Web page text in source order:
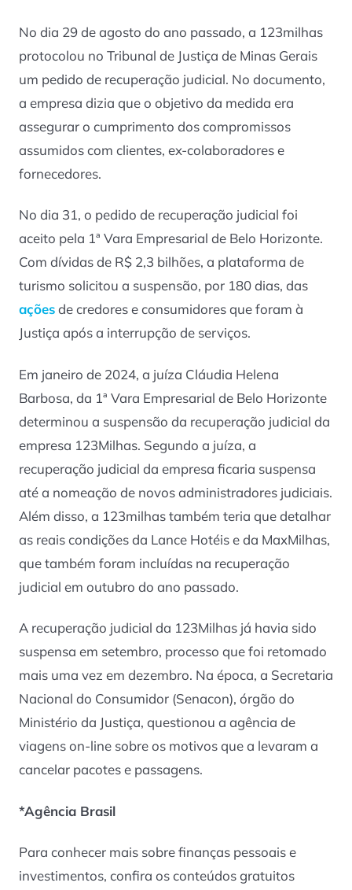
No dia 29 de agosto do ano passado, a 123milhas
protocolou no Tribunal de Justiça de Minas Gerais
um pedido de recuperação judicial. No documento,
a empresa dizia que o objetivo da medida era
assegurar o cumprimento dos compromissos
assumidos com clientes, ex-colaboradores e
fornecedores.
No dia 31, o pedido de recuperação judicial foi
aceito pela 1ª Vara Empresarial de Belo Horizonte.
Com dívidas de R$ 2,3 bilhões, a plataforma de
turismo solicitou a suspensão, por 180 dias, das
açõesde credores e consumidores que foram à
Justiça após a interrupção de serviços.
Em janeiro de 2024, a juíza Cláudia Helena
Barbosa, da 1ª Vara Empresarial de Belo Horizonte
determinou a suspensão da recuperação judicial da
empresa 123Milhas. Segundo a juíza, a
recuperação judicial da empresa ficaria suspensa
até a nomeação de novos administradores judiciais.
Além disso, a 123milhas também teria que detalhar
as reais condições da Lance Hotéis e da MaxMilhas,
que também foram incluídas na recuperação
judicial em outubro do ano passado.
A recuperação judicial da 123Milhas já havia sido
suspensa em setembro, processo que foi retomado
mais uma vez em dezembro. Na época, a Secretaria
Nacional do Consumidor (Senacon), órgão do
Ministério da Justiça, questionou a agência de
viagenson-line sobre os motivos que a levaram a
cancelar pacotes e passagens.
*Agência Brasil
Para conhecer mais sobre finanças pessoais e
investimentos, confira os conteúdos gratuitos